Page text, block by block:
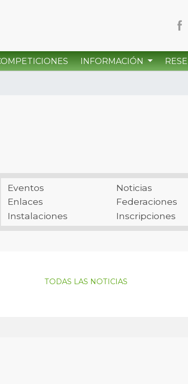
INFORMACIÓN
Eventos Noticias
Enlaces
Federaciones
Instalaciones
Inscripciones
TODAS LAS NOTICIAS